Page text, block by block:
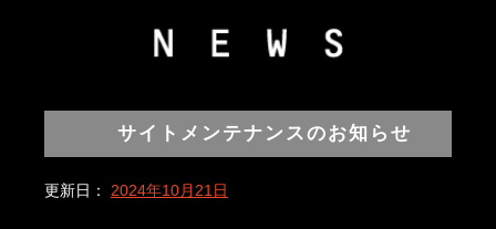
サイトメンテナンスのお知らせ
更新日： 2024年10月21日